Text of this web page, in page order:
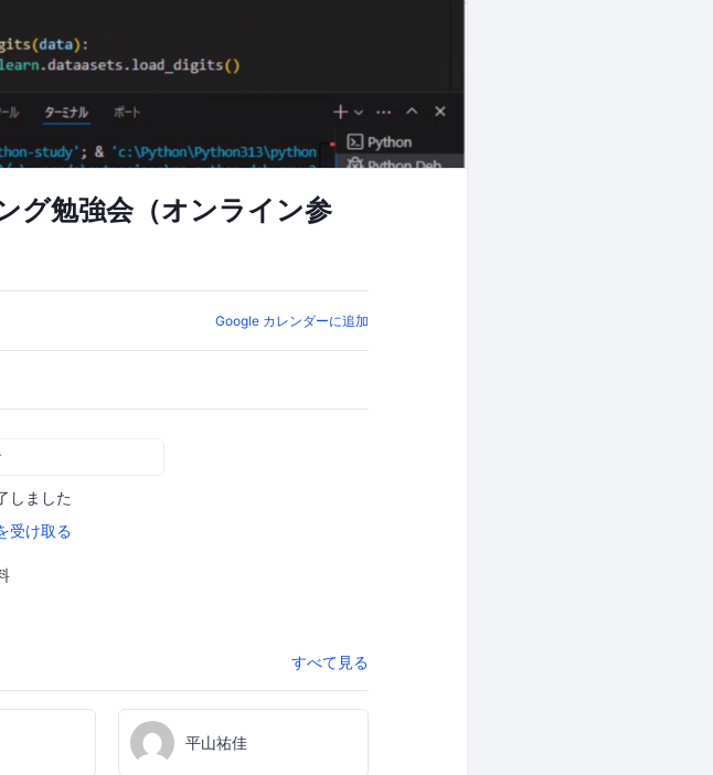
グ勉強会（オンライン参
Google カレンダーに追加
しました
受け取る
すべて見る
平山祐佳